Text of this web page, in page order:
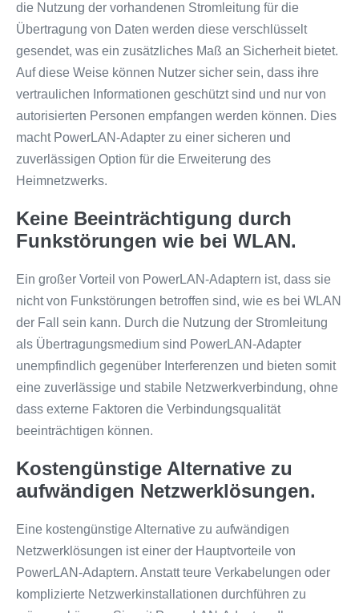
die Nutzung der vorhandenen Stromleitung für die
Übertragung von Daten werden diese verschlüsselt
gesendet, was ein zusätzliches Maß an Sicherheit bietet.
Auf diese Weise können Nutzer sicher sein, dass ihre
vertraulichen Informationen geschützt sind und nur von
autorisierten Personen empfangen werden können. Dies
macht PowerLAN-Adapter zu einer sicheren und
zuverlässigen Option für die Erweiterung des
Heimnetzwerks.
Keine Beeinträchtigung durch
Funkstörungen wie bei WLAN.
Ein großer Vorteil von PowerLAN-Adaptern ist, dass sie
nicht von Funkstörungen betroffen sind, wie es bei WLAN
der Fall sein kann. Durch die Nutzung der Stromleitung
als Übertragungsmedium sind PowerLAN-Adapter
unempfindlich gegenüber Interferenzen und bieten somit
eine zuverlässige und stabile Netzwerkverbindung, ohne
dass externe Faktoren die Verbindungsqualität
beeinträchtigen können.
Kostengünstige Alternative zu
aufwändigen Netzwerklösungen.
Eine kostengünstige Alternative zu aufwändigen
Netzwerklösungen ist einer der Hauptvorteile von
PowerLAN-Adaptern. Anstatt teure Verkabelungen oder
komplizierte Netzwerkinstallationen durchführen zu